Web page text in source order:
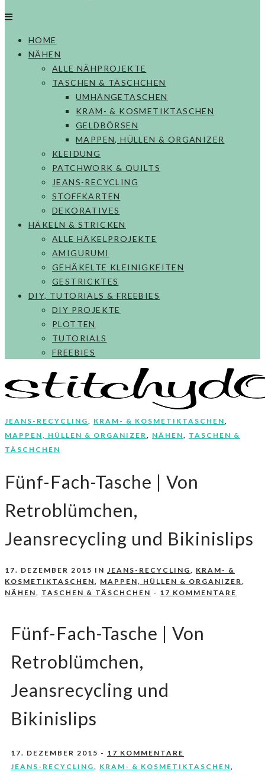
HOME
NÄHEN
ALLE NÄHPROJEKTE
TASCHEN & TÄSCHCHEN
UMHÄNGETASCHEN
KRAM- & KOSMETIKTASCHEN
GELDBÖRSEN
MAPPEN, HÜLLEN & ORGANIZER
KLEIDUNG
PATCHWORK & QUILTS
JEANS-RECYCLING
STOFFKARTEN
DEKORATIVES
HÄKELN & STRICKEN
ALLE HÄKELPROJEKTE
AMIGURUMI
GEHÄKELTE KLEINIGKEITEN
GESTRICKTES
DIY, TUTORIALS & FREEBIES
DIY PROJEKTE
PLOTTEN
TUTORIALS
FREEBIES
stitchydoo
Nähen, Häkeln, Selbermachen.
JEANS-RECYCLING, KRAM- & KOSMETIKTASCHEN,
MAPPEN, HÜLLEN & ORGANIZER, NÄHEN, TASCHEN &
TÄSCHCHEN
Fünf-Fach-Tasche | Von
Retroblümchen,
Jeansrecycling und Bikinislips
17. DEZEMBER 2015 IN JEANS-RECYCLING, KRAM- &
KOSMETIKTASCHEN, MAPPEN, HÜLLEN & ORGANIZER,
NÄHEN, TASCHEN & TÄSCHCHEN - 17 KOMMENTARE
Fünf-Fach-Tasche | Von
Retroblümchen,
Jeansrecycling und
Bikinislips
17. DEZEMBER 2015 - 17 KOMMENTARE
JEANS-RECYCLING
KRAM- & KOSMETIKTASCHEN